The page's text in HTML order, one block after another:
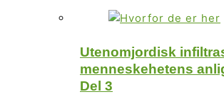
Utenomjordisk
menneskehetens
Del 3